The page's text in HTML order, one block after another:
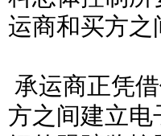
运商和买方之
承运商正凭
方之间建立